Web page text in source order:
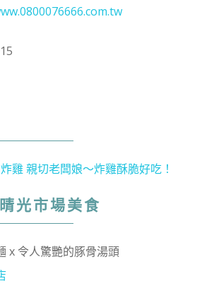
雞 親切老闆娘～炸雞酥脆好吃！
光市場美食
x 令人驚艷的豚骨湯頭